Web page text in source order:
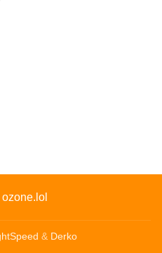
ozone.lol
& Derko